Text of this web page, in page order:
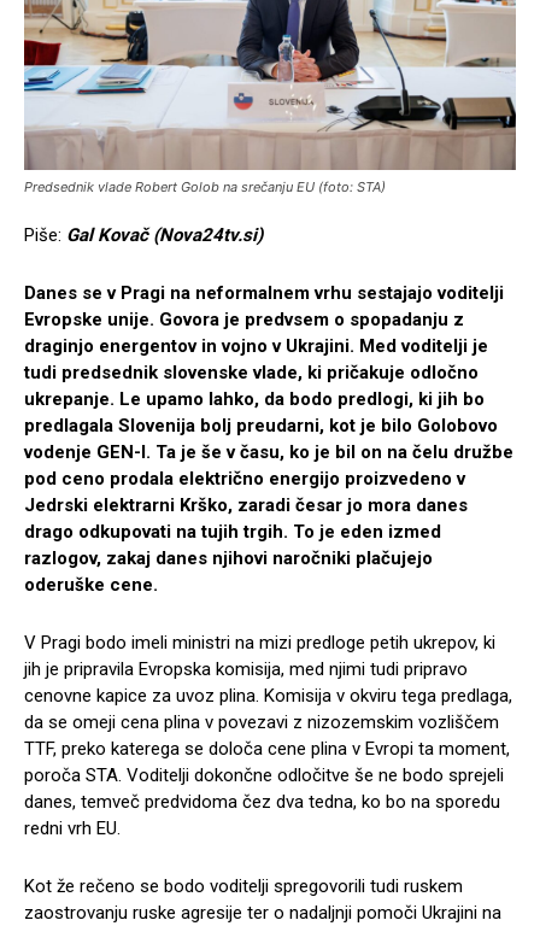
Predsednik vlade Robert Golob na srečanju EU (foto: STA)
Piše: Gal Kovač (Nova24tv.si)
Danes se v Pragi na neformalnem vrhu sestajajo voditelji
Evropske unije. Govora je predvsem o spopadanju z
draginjo energentov in vojno v Ukrajini. Med voditelji je
tudi predsednik slovenske vlade, ki pričakuje odločno
ukrepanje. Le upamo lahko, da bodo predlogi, ki jih bo
predlagala Slovenija bolj preudarni, kot je bilo Golobovo
vodenje GEN-I. Ta je še v času, ko je bil on na čelu družbe
pod ceno prodala električno energijo proizvedeno v
Jedrski elektrarni Krško, zaradi česar jo mora danes
drago odkupovati na tujih trgih. To je eden izmed
razlogov, zakaj danes njihovi naročniki plačujejo
oderuške cene.
V Pragi bodo imeli ministri na mizi predloge petih ukrepov, ki
jih je pripravila Evropska komisija, med njimi tudi pripravo
cenovne kapice za uvoz plina. Komisija v okviru tega predlaga,
da se omeji cena plina v povezavi z nizozemskim vozliščem
TTF, preko katerega se določa cene plina v Evropi ta moment,
poroča STA. Voditelji dokončne odločitve še ne bodo sprejeli
danes, temveč predvidoma čez dva tedna, ko bo na sporedu
redni vrh EU.
Kot že rečeno se bodo voditelji spregovorili tudi ruskem
zaostrovanju ruske agresije ter o nadaljnji pomoči Ukrajini na